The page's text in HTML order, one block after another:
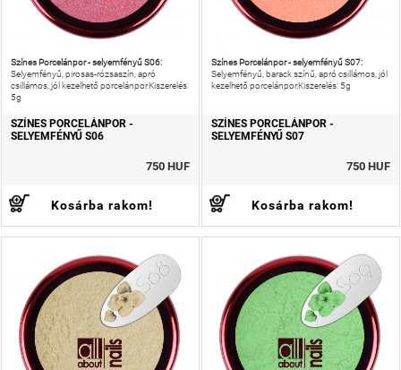
Színes Porcelánpor - selyemfényű S06:
Selyemfényű, pirosas-rózsaszín, apró
csillámos, jól kezelhető porcelánpor.Kiszerelés:
5g
SZÍNES PORCELÁNPOR -
SELYEMFÉNYŰ S06
750 HUF
Kosárba rakom!
Színes Porcelánpor - selyemfényű S07:
Selyemfényű, barack színű, apró csillámos, jól
kezelhető porcelánpor.Kiszerelés: 5g
SZÍNES PORCELÁNPOR -
SELYEMFÉNYŰ S07
750 HUF
Kosárba rakom!